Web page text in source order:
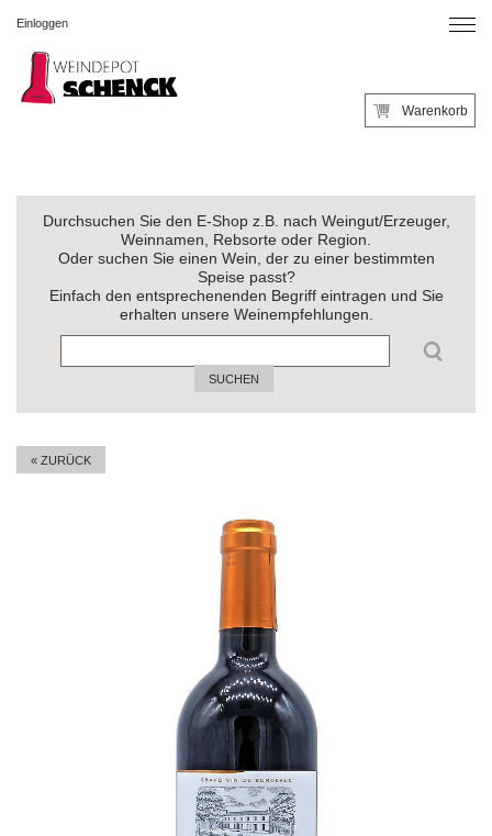
Einloggen
Warenkorb
Durchsuchen Sie den E-Shop z.B. nach Weingut/Erzeuger,
Weinnamen, Rebsorte oder Region.
Oder suchen Sie einen Wein, der zu einer bestimmten
Speise passt?
Einfach den entsprechenenden Begriff eintragen und Sie
erhalten unsere Weinempfehlungen.
SUCHEN
« ZURÜCK